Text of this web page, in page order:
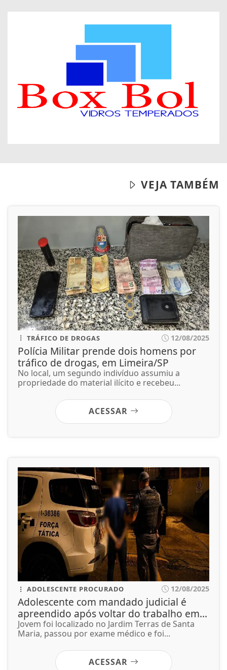
VEJA TAMBÉM
TRÁFICO DE DROGAS 12/08/2025
Polícia Militar prende dois homens por
tráfico de drogas, em Limeira/SP
No local, um segundo indivíduo assumiu a
propriedade do material ilícito e recebeu...
ACESSAR
ADOLESCENTE PROCURADO 12/08/2025
Adolescente com mandado judicial é
apreendido após voltar do trabalho em...
Jovem foi localizado no Jardim Terras de Santa
Maria, passou por exame médico e foi...
ACESSAR